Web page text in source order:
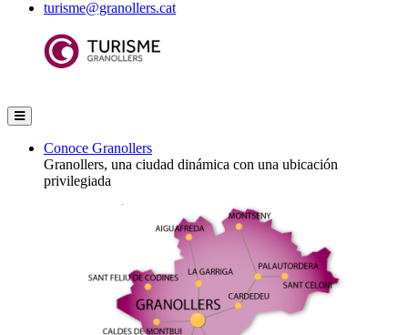
turisme@granollers.cat
Conoce Granollers
Granollers, una ciudad dinámica con una ubicación
privilegiada